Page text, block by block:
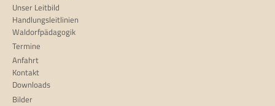
Unser Leitbild
Handlungsleitlinien
Waldorfpädagogik
Termine
Anfahrt
Kontakt
Downloads
Bilder